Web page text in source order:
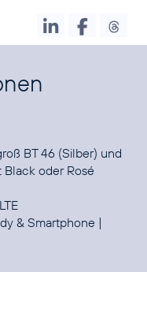
BT 46 (Silber) und
oder Rosé
& Smartphone |